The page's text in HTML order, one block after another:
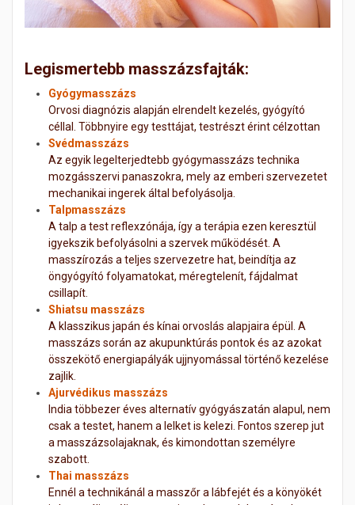
Legismertebb masszázsfajták:
Gyógymasszázs
Orvosi diagnózis alapján elrendelt kezelés, gyógyító
céllal. Többnyire egy testtájat, testrészt érint célzottan
Svédmasszázs
Az egyik legelterjedtebb gyógymasszázs technika
mozgásszervi panaszokra, mely az emberi szervezetet
mechanikai ingerek által befolyásolja.
Talpmasszázs
A talp a test reflexzónája, így a terápia ezen keresztül
igyekszik befolyásolni a szervek működését. A
masszírozás a teljes szervezetre hat, beindítja az
öngyógyító folyamatokat, méregtelenít, fájdalmat
csillapít.
Shiatsu masszázs
A klasszikus japán és kínai orvoslás alapjaira épül. A
masszázs során az akupunktúrás pontok és az azokat
összekötő energiapályák ujjnyomással történő kezelése
zajlik.
Ajurvédikus masszázs
India többezer éves alternatív gyógyászatán alapul, nem
csak a testet, hanem a lelket is kelezi. Fontos szerep jut
a masszázsolajaknak, és kimondottan személyre
szabott.
Thai masszázs
Ennél a technikánál a masszőr a lábfejét és a könyökét